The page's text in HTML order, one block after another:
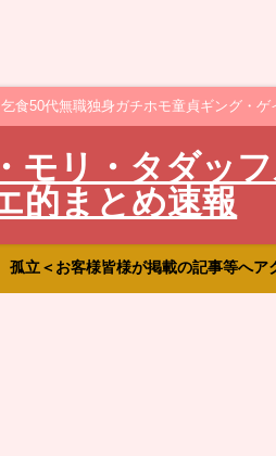
食50代無職独身ガチホモ童貞ギング・
モリ・タダッ
的まとめ速報
孤立＜お客様皆様が掲載の記事等へ